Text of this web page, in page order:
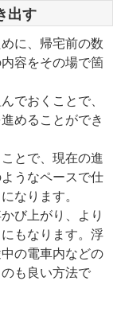
出す
に、帰宅前の数
容をその場で箇
でおくことで、
めることができ
とで、現在の進
うなペースで仕
なります。
び上がり、より
もなります。浮
の電車内などの
も良い方法で